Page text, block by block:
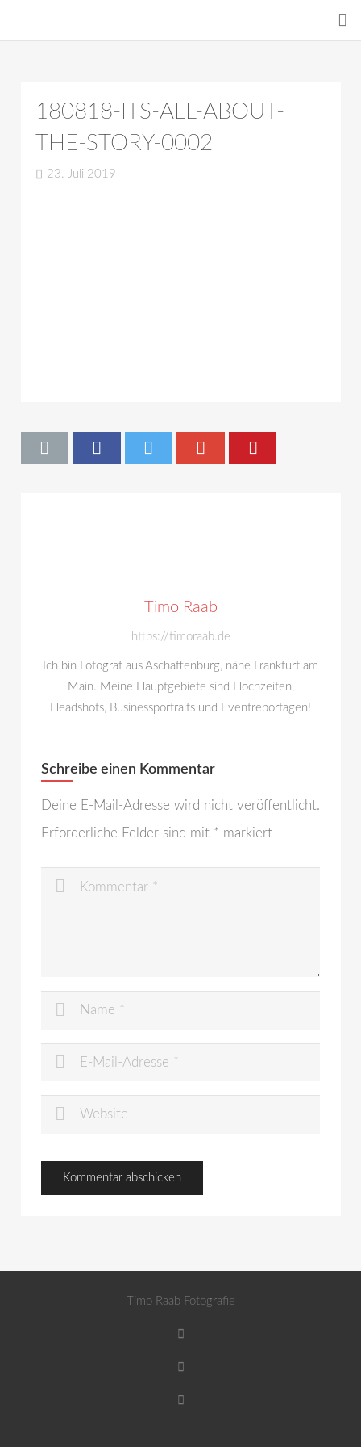
180818-ITS-ALL-ABOUT-
THE-STORY-0002
23. Juli 2019
Timo Raab
https://timoraab.de
Ich bin Fotograf aus Aschaffenburg, nähe Frankfurt am
Main. Meine Hauptgebiete sind Hochzeiten,
Headshots, Businessportraits und Eventreportagen!
Schreibe einen Kommentar
Deine E-Mail-Adresse wird nicht veröffentlicht.
Erforderliche Felder sind mit * markiert
Timo Raab Fotografie